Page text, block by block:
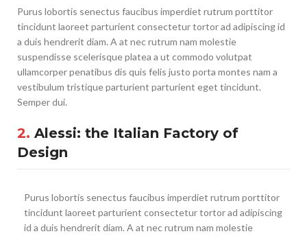
Purus lobortis senectus faucibus imperdiet rutrum porttitor
tincidunt laoreet parturient consectetur tortor ad adipiscing id
a duis hendrerit diam. A at nec rutrum nam molestie
suspendisse scelerisque platea a ut commodo volutpat
ullamcorper penatibus dis quis felis justo porta montes nam a
vestibulum tristique parturient parturient eget tincidunt.
Semper dui.
2. Alessi: the Italian Factory of
Design
Purus lobortis senectus faucibus imperdiet rutrum porttitor
tincidunt laoreet parturient consectetur tortor ad adipiscing
id a duis hendrerit diam. A at nec rutrum nam molestie